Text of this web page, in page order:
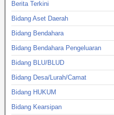
Berita Terkini
Bidang Aset Daerah
Bidang Bendahara
Bidang Bendahara Pengeluaran
Bidang BLU/BLUD
Bidang Desa/Lurah/Camat
Bidang HUKUM
Bidang Kearsipan